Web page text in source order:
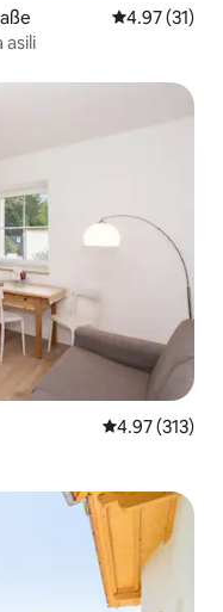
Ukadiriaji wa
4.97 (31)
asili
Ukadiriaji wa
4.97 (313)